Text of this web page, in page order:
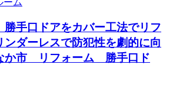
ーム
勝手口ドアをカバー工法でリフ
ンダーレスで防犯性を劇的に向
か市 リフォーム 勝手口ド